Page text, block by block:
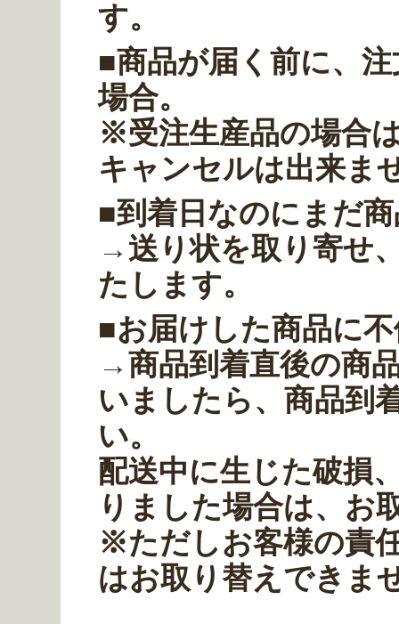
す。
■商品が届く前に、
場合。
※受注生産品の場合
キャンセルは出来ま
■到着日なのにまだ
→送り状を取り寄せ
たします。
■お届けした商品に
→商品到着直後の商
いましたら、商品到
い。
配送中に生じた破損
りました場合は、お
※ただしお客様の責
はお取り替えできま